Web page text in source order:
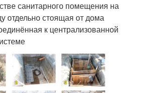
санитарного помещения на
отдельно стоящая от дома
к централизованной